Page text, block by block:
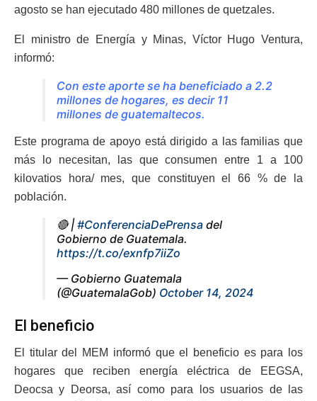
agosto se han ejecutado 480 millones de quetzales.
El ministro de Energía y Minas, Víctor Hugo Ventura,
informó:
Con este aporte se ha beneficiado a 2.2
millones de hogares, es decir 11
millones de guatemaltecos.
Este programa de apoyo está dirigido a las familias que
más lo necesitan, las que consumen entre 1 a 100
kilovatios hora/ mes, que constituyen el 66 % de la
población.
🔴 | #ConferenciaDePrensa del
Gobierno de Guatemala.
https://t.co/exnfp7iiZo
— Gobierno Guatemala
(@GuatemalaGob) October 14, 2024
El beneficio
El titular del MEM informó que el beneficio es para los
hogares que reciben energía eléctrica de EEGSA,
Deocsa y Deorsa, así como para los usuarios de las